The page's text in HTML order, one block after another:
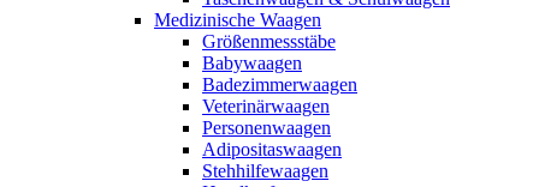
Medizinische Waagen
Größenmessstäbe
Babywaagen
Badezimmerwaagen
Veterinärwaagen
Personenwaagen
Adipositaswaagen
Stehhilfewaagen